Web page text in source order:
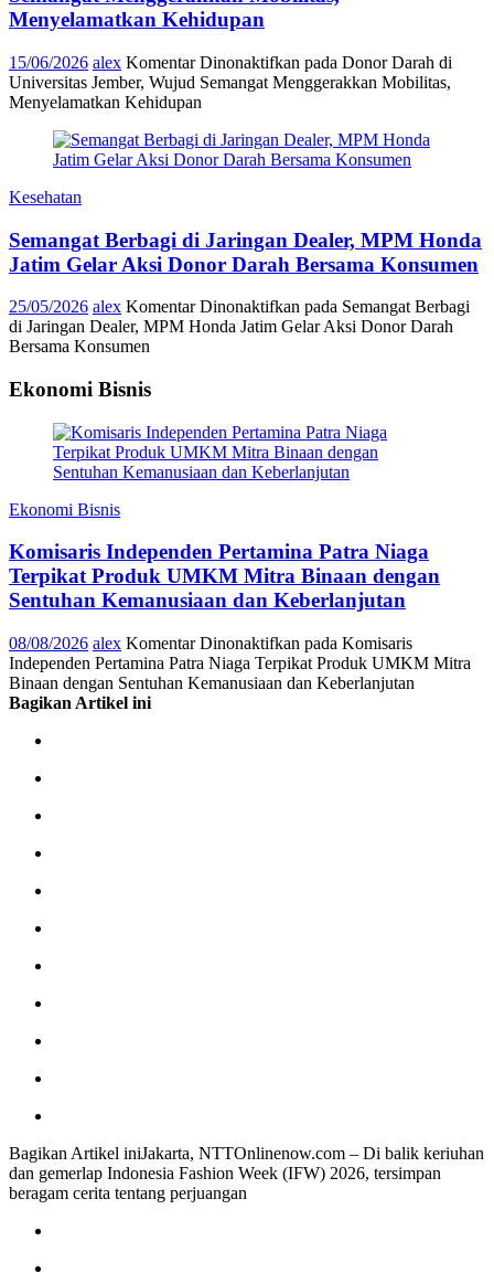
Menyelamatkan Kehidupan
15/06/2026 alex Komentar Dinonaktifkan pada Donor Darah di
Universitas Jember, Wujud Semangat Menggerakkan Mobilitas,
Menyelamatkan Kehidupan
Kesehatan
Semangat Berbagi di Jaringan Dealer, MPM Honda
Jatim Gelar Aksi Donor Darah Bersama Konsumen
25/05/2026 alex Komentar Dinonaktifkan pada Semangat Berbagi
di Jaringan Dealer, MPM Honda Jatim Gelar Aksi Donor Darah
Bersama Konsumen
Ekonomi Bisnis
Ekonomi Bisnis
Komisaris Independen Pertamina Patra Niaga
Terpikat Produk UMKM Mitra Binaan dengan
Sentuhan Kemanusiaan dan Keberlanjutan
08/08/2026 alex Komentar Dinonaktifkan pada Komisaris
Independen Pertamina Patra Niaga Terpikat Produk UMKM Mitra
Binaan dengan Sentuhan Kemanusiaan dan Keberlanjutan
Bagikan Artikel ini
Bagikan Artikel iniJakarta, NTTOnlinenow.com – Di balik keriuhan
dan gemerlap Indonesia Fashion Week (IFW) 2026, tersimpan
beragam cerita tentang perjuangan